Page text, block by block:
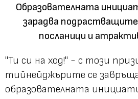
Образователната
зарадва подрастващите
посланици и
"Ти си на ход!" - с този
тийнейджърите се
образователната